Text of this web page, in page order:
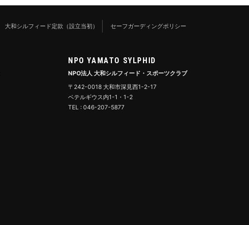
大和シルフィード定款（設立当初） セーフガーディングポリシー
NPO YAMATO SYLPHID
NPO法人 大和シルフィード・スポーツクラブ
〒242-0018 大和市深見西1-2-17
ベテルギウス内1-1・1-2
TEL : 046-207-5877